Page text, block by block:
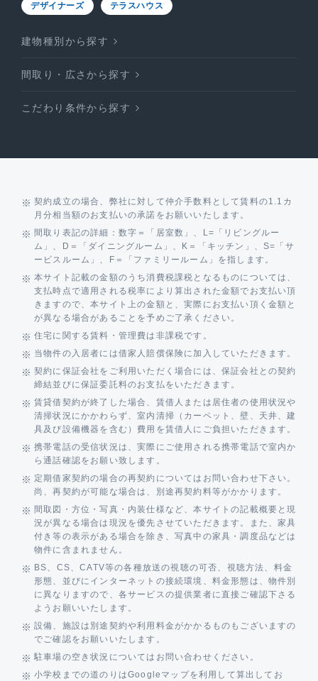
デザイナーズ テラスハウス
建物種別から探す
間取り・広さから探す
こだわり条件から探す
契約成立の場合、弊社に対して仲介手数料として賃料の1.1カ
月分相当額のお支払いの承諾をお願いいたします。
間取り表記の詳細：数字＝「居室数」、L=「リビングルー
ム」、D＝「ダイニングルーム」、K＝「キッチン」、S=「サ
ービスルーム」、F＝「ファミリールーム」を指します。
本サイト記載の金額のうち消費税課税となるものについては、
支払時点で適用される税率により算出された金額でお支払い頂
きますので、本サイト上の金額と、実際にお支払い頂く金額と
が異なる場合があることを予めご了承ください。
住宅に関する賃料・管理費は非課税です。
当物件の入居者には借家人賠償保険に加入していただきます。
契約に保証会社をご利用いただく場合には、保証会社との契約
締結並びに保証委託料のお支払をいただきます。
賃貸借契約が終了した場合、賃借人または居住者の使用状況や
清掃状況にかかわらず、室内清掃（カーペット、壁、天井、建
具及び設備機器を含む）費用を賃借人にご負担いただきます。
携帯電話の受信状況は、実際にご使用される携帯電話で室内か
ら通話確認をお願い致します。
定期借家契約の場合の再契約についてはお問い合わせ下さい。
尚、再契約が可能な場合は、別途再契約料等がかかります。
間取図・方位・写真・内装仕様など、本サイトの記載概要と現
況が異なる場合は現況を優先させていただきます。また、家具
付き等の表示がある場合を除き、写真中の家具・調度品などは
物件に含まれません。
BS、CS、CATV等の各種放送の視聴の可否、視聴方法、料金
形態、並びにインターネットの接続環境、料金形態は、物件別
に異なりますので、各サービスの提供業者に直接ご確認下さる
ようお願いいたします。
設備、施設は別途契約や利用料金がかかるものもございますの
でご確認をお願いいたします。
駐車場の空き状況についてはお問い合わせください。
小学校までの道のりはGoogleマップを利用して算出してお